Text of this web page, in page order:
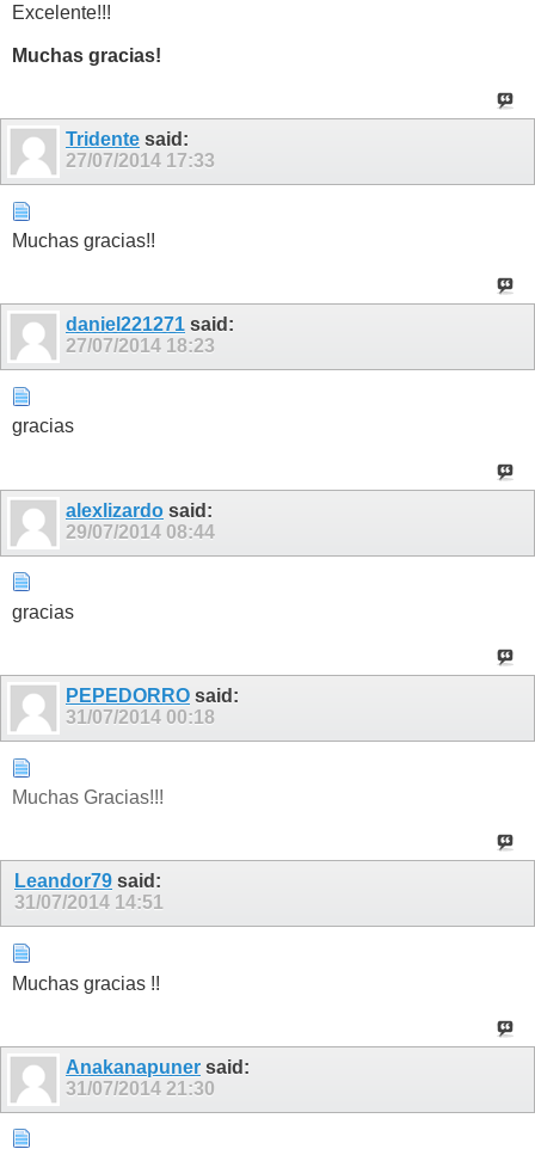
Excelente!!!
Muchas gracias!
Tridente said:
27/07/2014 17:33
Muchas gracias!!
daniel221271 said:
27/07/2014 18:23
gracias
alexlizardo said:
29/07/2014 08:44
gracias
PEPEDORRO said:
31/07/2014 00:18
Muchas Gracias!!!
Leandor79 said:
31/07/2014 14:51
Muchas gracias !!
Anakanapuner said:
31/07/2014 21:30